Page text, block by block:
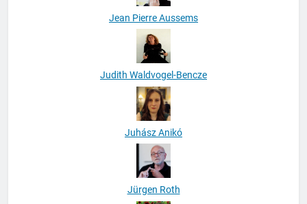
Jean Pierre Aussems
Judith Waldvogel-Bencze
Juhász Anikó
Jürgen Roth